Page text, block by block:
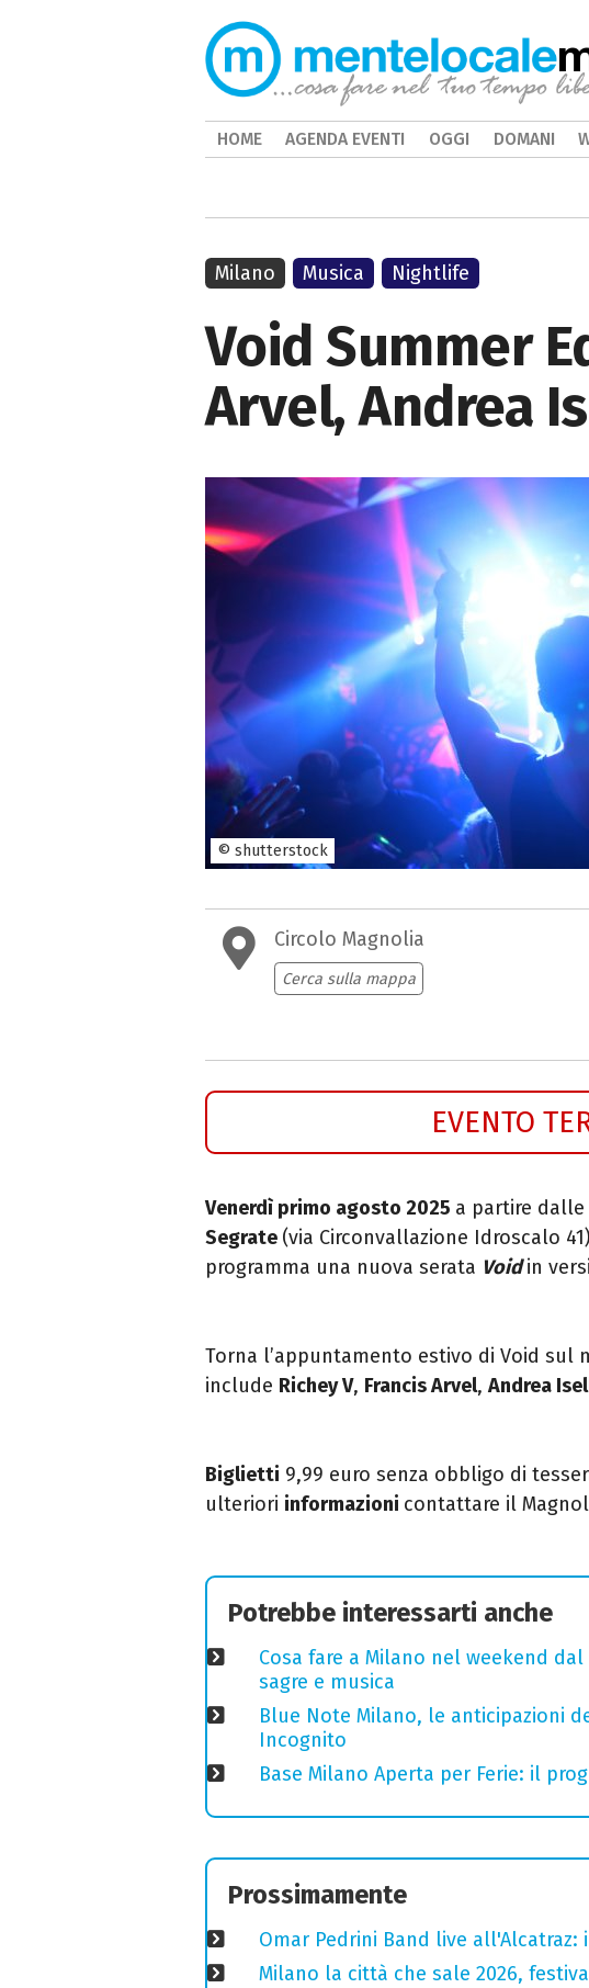
Void Summer
Arvel, Andrea
© shutterstock
Circolo Magnolia
Cerca sulla mappa
EVENTO
Venerdì primo agosto 2025 a partire dalle
Segrate (via Circonvallazione Idroscalo
programma una nuova serata Voidin
Torna l’appuntamento estivo di Void sul
include Richey V, Francis Arvel, Andrea
Biglietti 9,99 euro senza obbligo di
ulteriori informazioni contattare il
Milano Musica Nightlife
Potrebbe interessarti anche
Cosa fare a Milano nel weekend
sagre e musica
Blue Note Milano, le anticipazioni
Incognito
Base Milano Aperta per Ferie: il
Prossimamente
Omar Pedrini Band live
Milano la città che sale 2026,
HOME AGENDA EVENTI OGGI DOMANI